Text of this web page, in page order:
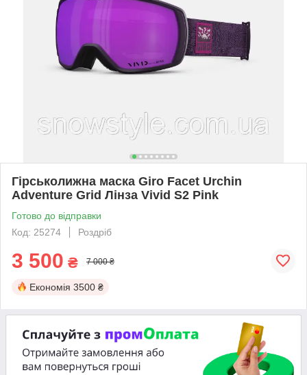
Гірськолижна маска Giro Facet Urchin
Adventure Grid Лінза Vivid S2 Pink
Готово до відправки
Код: 25274
Роздріб
3 500 ₴ 7 000 ₴
Економія 3500 ₴